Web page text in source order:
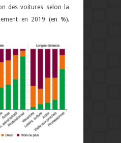
des voitures selon la
en 2019 (en %).